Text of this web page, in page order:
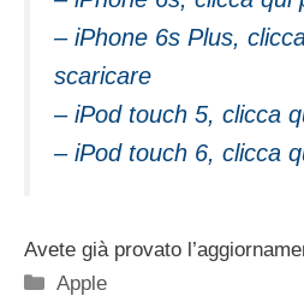
– iPhone 6s Plus,
scaricare
– iPod touch 5, clicca
– iPod touch 6, clicca
Avete già provato
Categorie
Apple